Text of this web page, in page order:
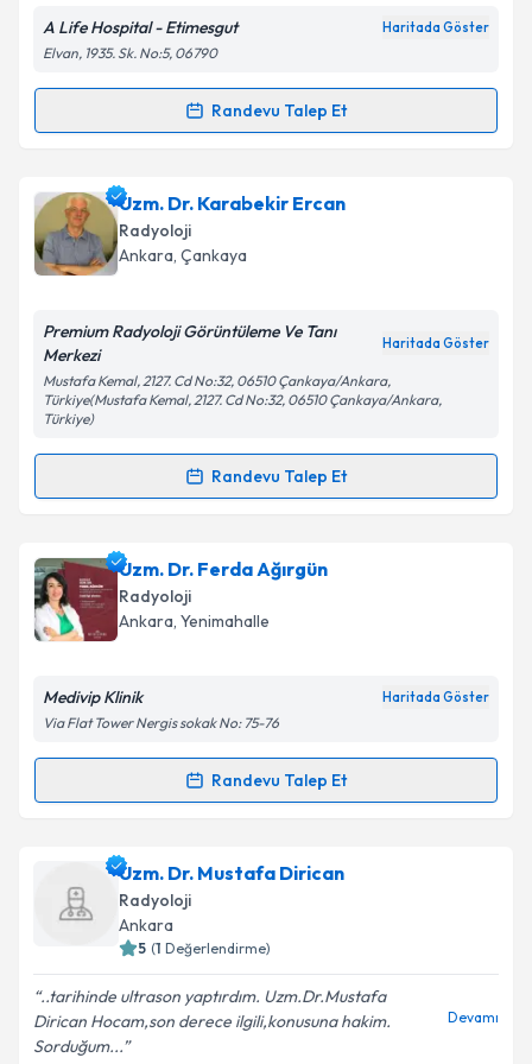
Kişisel verilerimin işlenmesine ilişkinAydınlatma
kapsamda işlenmesini kabul ediyorum.
Takvim Talebini Gönder
A Life Hospital - Etimesgut Haritada Göster
Elvan, 1935. Sk. No:5, 06790
Randevu Talep Et
Randevu Takvimi Talebi
Prof. Dr. Atilla Arslanoğlu için randevu takvimi talebi
oluşturun. Size bu uzmandan randevu almanız için bir
takvim hazırlandığında e-posta ile bilgilendireceğiz.
Kişisel verilerimin işlenmesine ilişkin Aydınlatma
kapsamda işlenmesini kabul ediyorum.
Uzm. Dr. Karabekir Ercan
Radyoloji
Ankara, Çankaya
Premium Radyoloji Görüntüleme Ve Tanı
Merkezi
Haritada Göster
Mustafa Kemal, 2127. Cd No:32, 06510 Çankaya/Ankara,
Türkiye(Mustafa Kemal, 2127. Cd No:32, 06510 Çankaya/Ankara,
Türkiye)
Randevu Talep Et
Randevu Takvimi Talebi
Uzm. Dr. Karabekir Ercaniçin randevu takvimi
talebi oluşturun. Size bu uzmandan randevu almanız
için bir takvim hazırlandığında e-posta ile
bilgilendireceğiz.
Kişisel verilerimin işlenmesine ilişkinAydınlatma
kapsamda işlenmesini kabul ediyorum.
Uzm. Dr. Ferda Ağırgün
Radyoloji
Ankara, Yenimahalle
Medivip Klinik Haritada Göster
Via Flat Tower Nergis sokak No: 75-76
Randevu Talep Et
Randevu Takvimi Talebi
Uzm. Dr. Ferda Ağırgüniçin randevu takvimi talebi
oluşturun. Size bu uzmandan randevu almanız için bir
takvim hazırlandığında e-posta ile bilgilendireceğiz.
Uzm. Dr. Mustafa Dirican
Radyoloji
Ankara
5 (1 Değerlendirme)
..tarihinde ultrason yaptırdım. Uzm.Dr.Mustafa
Dirican Hocam,son derece ilgili,konusuna hakim.
Sorduğum...
Devamı